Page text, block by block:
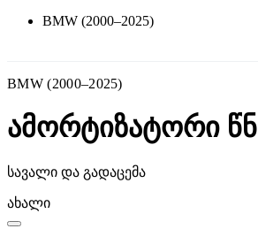
BMW (2000–2025)
BMW (2000–2025)
ამორტიზატორი წნ
სავალი და გადაცემა
ახალი